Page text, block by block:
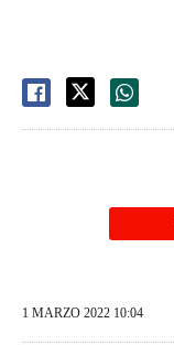
1 MARZO 2022 10:04